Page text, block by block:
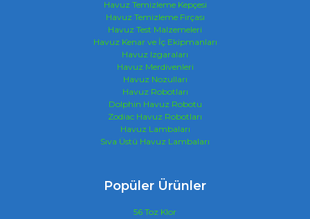
Havuz Temizleme Kepçesi
Havuz Temizleme Fırçası
Havuz Test Malzemeleri
Havuz Kenar ve İç Ekipmanları
Havuz Izgaraları
Havuz Merdivenleri
Havuz Nozulları
Havuz Robotları
Dolphin Havuz Robotu
Zodiac Havuz Robotları
Havuz Lambaları
Sıva Üstü Havuz Lambaları
Popüler Ürünler
56 Toz Klor